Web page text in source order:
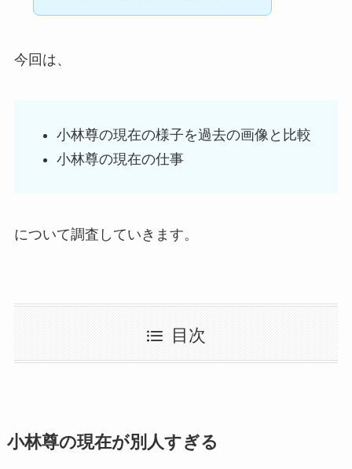
今回は、
小林尊の現在の様子を過去の画像と比較
小林尊の現在の仕事
について調査していきます。
目次
小林尊の現在が別人すぎる